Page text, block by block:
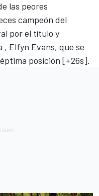
las peores
campeón del
por el título y
, Elfyn Evans, que se
posición [+26s].